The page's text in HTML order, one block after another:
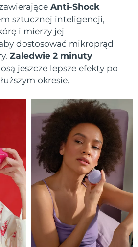
Anti-Shock
sztucznej inteligencji,
i mierzy jej
dostosować mikroprąd
Zaledwie 2 minuty
jeszcze lepsze efekty po
okresie.